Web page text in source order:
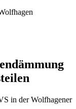
in der Wolfhagener